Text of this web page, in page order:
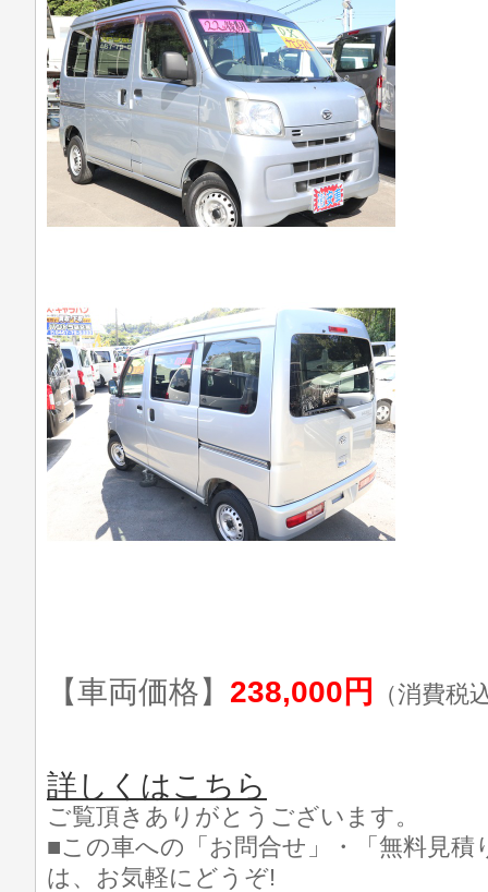
【車両価格】 238,000円 （消費税
詳しくはこちら
ご覧頂きありがとうございます。
■この車への「お問合せ」・「無料見積
は、お気軽にどうぞ!